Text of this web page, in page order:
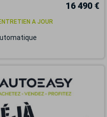
16 490 €
A JOUR